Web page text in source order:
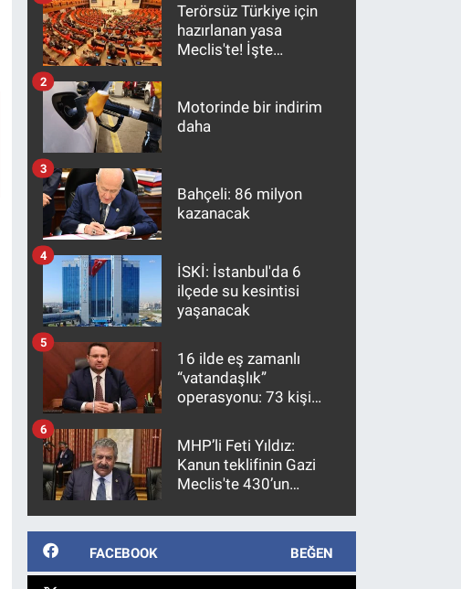
Terörsüz Türkiye için
hazırlanan yasa
Meclis'te! İşte
Motorinde bir indirim
daha
2
Bahçeli: 86 milyon
kazanacak
3
İSKİ: İstanbul'da 6
ilçede su kesintisi
yaşanacak
4
16 ilde eş zamanlı
“vatandaşlık”
operasyonu: 73 kişi
5
MHP’li Feti Yıldız:
Kanun teklifinin Gazi
Meclis'te 430’un
kanunlaşacağı
6
FACEBOOK BEĞEN